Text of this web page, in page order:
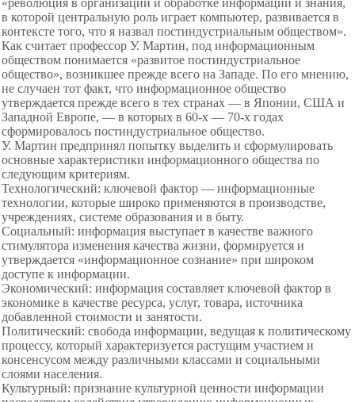
«революция в организации и обработке информации и знания,
в которой центральную роль играет компьютер, развивается в
контексте того, что я назвал постиндустриальным обществом».
Как считает профессор У. Мартин, под информационным
обществом понимается «развитое постиндустриальное
общество», возникшее прежде всего на Западе. По его мнению,
не случаен тот факт, что информационное общество
утверждается прежде всего в тех странах — в Японии, США и
Западной Европе, — в которых в 60-х — 70-х годах
сформировалось постиндустриальное общество.
У. Мартин предпринял попытку выделить и сформулировать
основные характеристики информационного общества по
следующим критериям.
Технологический: ключевой фактор — информационные
технологии, которые широко применяются в производстве,
учреждениях, системе образования и в быту.
Социальный: информация выступает в качестве важного
стимулятора изменения качества жизни, формируется и
утверждается «информационное сознание» при широком
доступе к информации.
Экономический: информация составляет ключевой фактор в
экономике в качестве ресурса, услуг, товара, источника
добавленной стоимости и занятости.
Политический: свобода информации, ведущая к политическому
процессу, который характеризуется растущим участием и
консенсусом между различными классами и социальными
слоями населения.
Культурный: признание культурной ценности информации